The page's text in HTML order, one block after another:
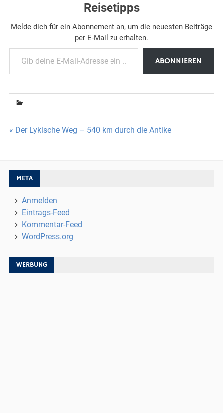
Reisetipps
Melde dich für ein Abonnement an, um die neuesten Beiträge
per E-Mail zu erhalten.
Gib deine E-Mail-Adresse ein ...
ABONNIEREN
Beitragsnavigation
« Der Lykische Weg – 540 km durch die Antike
META
Anmelden
Eintrags-Feed
Kommentar-Feed
WordPress.org
WERBUNG